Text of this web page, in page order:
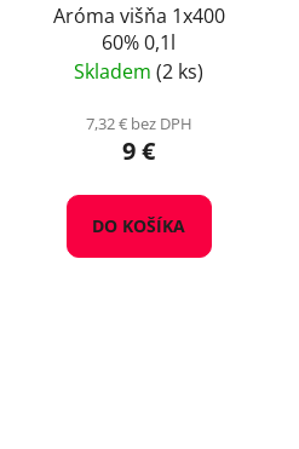
Aróma višňa 1x400
60% 0,1l
Skladem (2 ks)
7,32 € bez DPH
9 €
DO KOŠÍKA